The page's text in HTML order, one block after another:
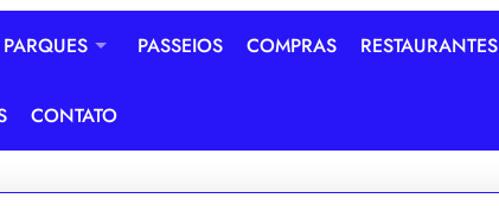
PARQUES PASSEIOS COMPRAS RESTAURANTES
CONTATO